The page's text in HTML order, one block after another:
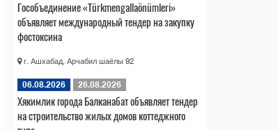
Гособъединение «Türkmengallaönümleri»
объявляет международный тендер на закупку
фостоксина
г. Ашхабад, Арчабил шаёлы 92
06.08.2026 26.08.2026
Хякимлик города Балканабат объявляет тендер
на строительство жилых домов коттеджного